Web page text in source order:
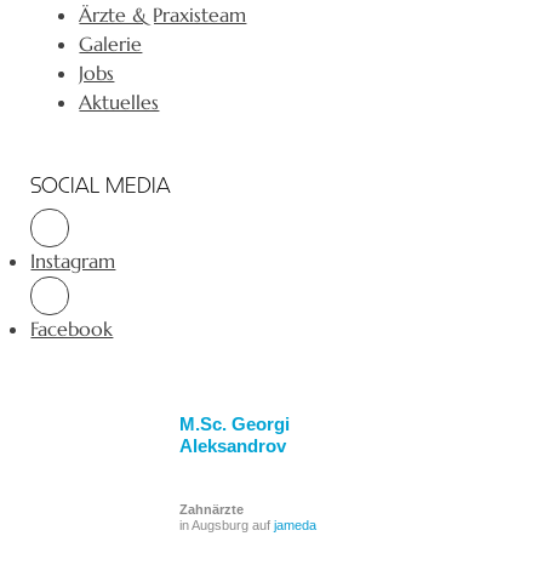
Ärzte & Praxisteam
Galerie
Jobs
Aktuelles
SOCIAL MEDIA
Instagram
Facebook
M.Sc. Georgi
Aleksandrov
Zahnärzte
in Augsburg aufjameda